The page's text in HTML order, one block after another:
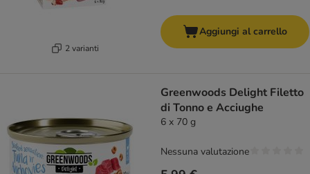
2 varianti
Aggiungi al carrello
Greenwoods Delight Filetto
di Tonno e Acciughe
6 x 70 g
Nessuna valutazione